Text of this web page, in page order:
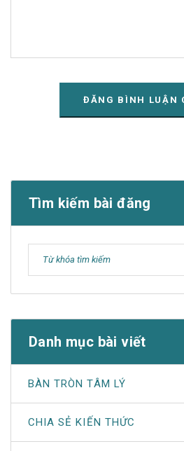
Tìm kiếm bài đăng
Danh mục bài viết
BÀN TRÒN TÂM LÝ
CHIA SẺ KIẾN THỨC